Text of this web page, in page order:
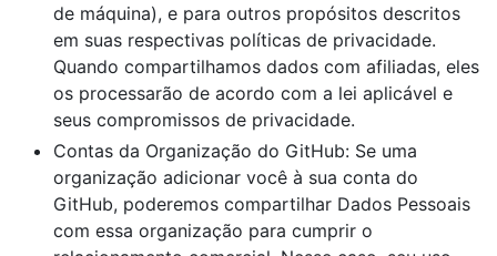
de máquina), e para outros propósitos descritos
em suas respectivas políticas de privacidade.
Quando compartilhamos dados com afiliadas, eles
os processarão de acordo com a lei aplicável e
seus compromissos de privacidade.
Contas da Organização do GitHub: Se uma
organização adicionar você à sua conta do
GitHub, poderemos compartilhar Dados Pessoais
com essa organização para cumprir o